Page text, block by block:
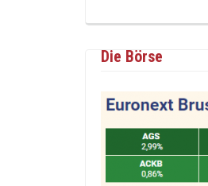
Die Börse